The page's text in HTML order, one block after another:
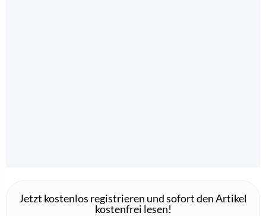
Jetzt kostenlos registrieren und sofort den Artikel
kostenfrei lesen!